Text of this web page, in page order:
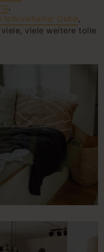
,
Cube,
viele, viele weitere tolle